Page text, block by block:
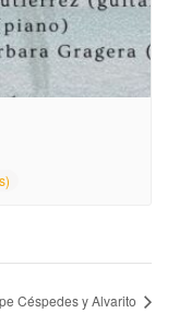
Céspedes y Alvarito